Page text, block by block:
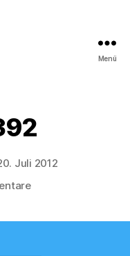
Menü
Juli 2012
zu